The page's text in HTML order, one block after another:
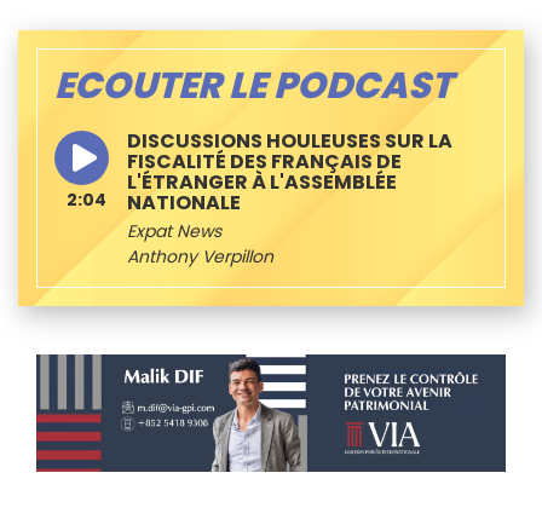
ECOUTER LE PODCAST
DISCUSSIONS HOULEUSES SUR LA
FISCALITÉ DES FRANÇAIS DE
L'ÉTRANGER À L'ASSEMBLÉE
NATIONALE
Expat News
Anthony Verpillon
2:04